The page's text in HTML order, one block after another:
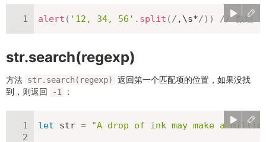
alert ( '12, 34, 56' . split (/ ,\s*/) ) // 数组
str.search(regexp)
方法 str.search(regexp)
返回第一个匹配项的位置，如果没找
到，则返回
-1 ：
let str = "A drop of ink may make a